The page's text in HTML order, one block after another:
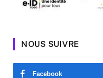
NOUS SUIVRE
Facebook